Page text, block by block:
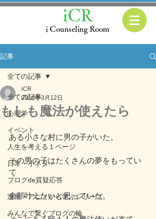
i Counseling Room
iCR
記事
全ての記事
心理学
イベント
人生を考える１ページ
日常・小ネタ
ブログde質疑応答
漫画・アニメから学ぶシリーズ
みんなで繋ぐブログの輪
全ての記事
もしも魔法が使えたら
iCR
2018年3月12日
ある小さな村に男の子がいた。
その男の子はたくさんの夢をもってい
て
全部叶えたいと思っていた。